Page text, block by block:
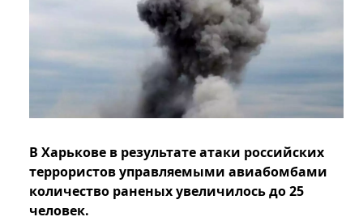
В Харькове в результате атаки российских
террористов управляемыми авиабомбами
количество раненых увеличилось до 25
человек.